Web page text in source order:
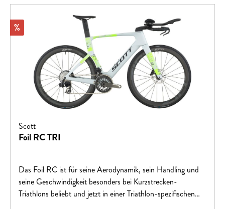
Rabatt
%
Scott
Foil RC TRI
Das Foil RC ist für seine Aerodynamik, sein Handling und
seine Geschwindigkeit besonders bei Kurzstrecken-
Triathlons beliebt und jetzt in einer Triathlon-spezifischen